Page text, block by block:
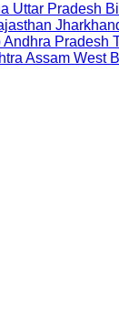
Uttar Pradesh
Andhra Pradesh
Assam West